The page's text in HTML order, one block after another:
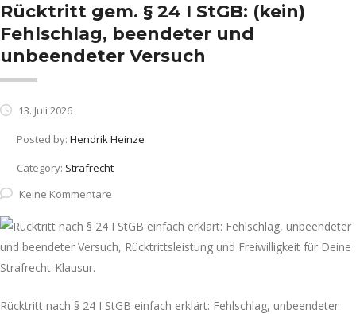
Rücktritt gem. § 24 I StGB: (kein)
Fehlschlag, beendeter und
unbeendeter Versuch
13. Juli 2026
Posted by: Hendrik Heinze
Category: Strafrecht
Keine Kommentare
Rücktritt nach § 24 I StGB einfach erklärt: Fehlschlag, unbeendeter